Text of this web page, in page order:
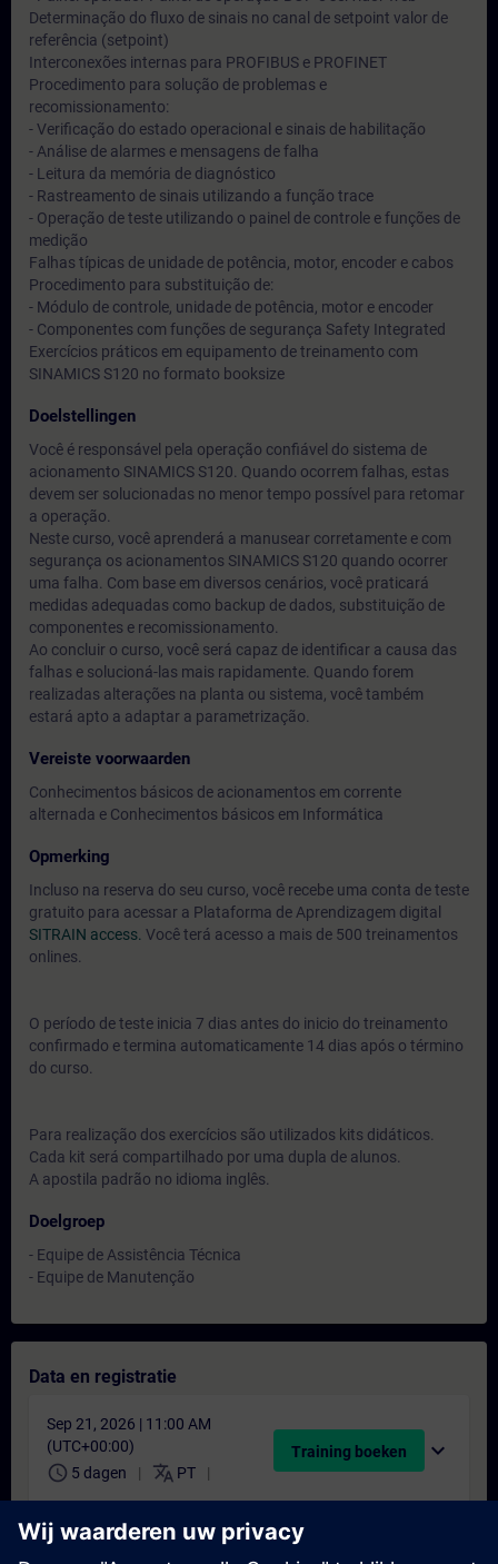
Determinação do fluxo de sinais no canal de setpoint valor de
referência (setpoint)
Interconexões internas para PROFIBUS e PROFINET
Procedimento para solução de problemas e
recomissionamento:
- Verificação do estado operacional e sinais de habilitação
- Análise de alarmes e mensagens de falha
- Leitura da memória de diagnóstico
- Rastreamento de sinais utilizando a função trace
- Operação de teste utilizando o painel de controle e funções de
medição
Falhas típicas de unidade de potência, motor, encoder e cabos
Procedimento para substituição de:
- Módulo de controle, unidade de potência, motor e encoder
- Componentes com funções de segurança Safety Integrated
Exercícios práticos em equipamento de treinamento com
SINAMICS S120 no formato booksize
Doelstellingen
Você é responsável pela operação confiável do sistema de
acionamento SINAMICS S120. Quando ocorrem falhas, estas
devem ser solucionadas no menor tempo possível para retomar
a operação.
Neste curso, você aprenderá a manusear corretamente e com
segurança os acionamentos SINAMICS S120 quando ocorrer
uma falha. Com base em diversos cenários, você praticará
medidas adequadas como backup de dados, substituição de
componentes e recomissionamento.
Ao concluir o curso, você será capaz de identificar a causa das
falhas e solucioná-las mais rapidamente. Quando forem
realizadas alterações na planta ou sistema, você também
estará apto a adaptar a parametrização.
Vereiste voorwaarden
Conhecimentos básicos de acionamentos em corrente
alternada e Conhecimentos básicos em Informática
Opmerking
Incluso na reserva do seu curso, você recebe uma conta de teste
gratuito para acessar a Plataforma de Aprendizagem digital
SITRAIN access. Você terá acesso a mais de 500 treinamentos
onlines.
O período de teste inicia 7 dias antes do inicio do treinamento
confirmado e termina automaticamente 14 dias após o término
do curso.
Para realização dos exercícios são utilizados kits didáticos.
Cada kit será compartilhado por uma dupla de alunos.
A apostila padrão no idioma inglês.
Doelgroep
- Equipe de Assistência Técnica
- Equipe de Manutenção
Data en registratie
Sep 21, 2026 | 11:00 AM
(UTC+00:00)
schedule 5 dagen translate PT
Training boeken expand_more
Nov 30, 2026 | 11:00 AM